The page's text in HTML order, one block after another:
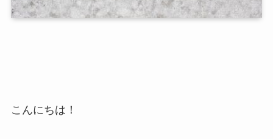
こんにちは！